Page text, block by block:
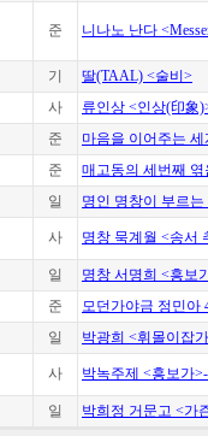
준 니나노 난다
기
딸(TAAL) <술비>
사
류인상 <인상(印象
준
마음을 이어주는
준
매고동의 세번째
일 명인 명창이 부르
사 명창 묵계월 <송서
일
명창 서명희 <흥보
준
모던가야금 정민아
일
박광희 <휘몰이잡
사 박녹주제 <흥보가
일 박희정 거문고 <가